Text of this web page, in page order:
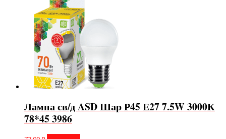
Лампа св/д ASD Шар Р45 Е27 7.5W 3000К
78*45 3986